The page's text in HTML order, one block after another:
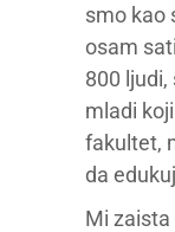
smo kao
osam
800
mladi
fakultet,
da
Mi zaista